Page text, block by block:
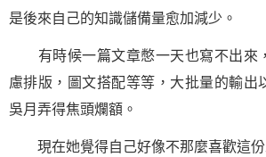
是後來自己的知識儲備量愈加減少。
有時候一篇文章憋一天也寫不出來
慮排版，圖文搭配等等，大批量的輸出
吳月弄得焦頭爛額。
現在她覺得自己好像不那麼喜歡這份